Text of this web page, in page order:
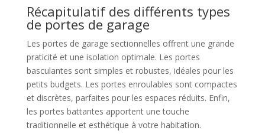
Récapitulatif des différents types
de portes de garage
Les portes de garage sectionnelles offrent une grande
praticité et une isolation optimale. Les portes
basculantes sont simples et robustes, idéales pour les
petits budgets. Les portes enroulables sont compactes
et discrètes, parfaites pour les espaces réduits. Enfin,
les portes battantes apportent une touche
traditionnelle et esthétique à votre habitation.